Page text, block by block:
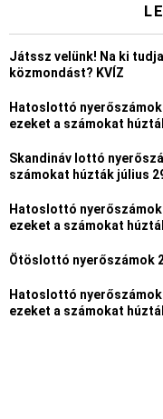
Játssz velünk! Na ki
közmondást? KVÍZ
Hatoslottó
ezeket a számokat
Skandináv lottó
számokat húzták július
Hatoslottó
ezeket a számokat
Ötöslottó nyerőszámok
Hatoslottó
ezeket a számokat